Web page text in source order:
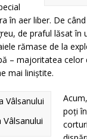
în aer liber. De
de praful lăsat în
rămase de la
– majoritatea celor
mai liniştite.
poţi